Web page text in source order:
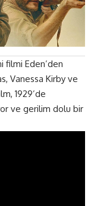
filmi Eden’den
Vanessa Kirby ve
1929’de
ve gerilim dolu bir